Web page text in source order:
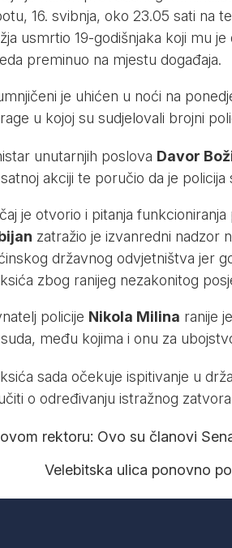
16. svibnja, oko 23.05 sati na
usmrtio 19-godišnjaka koji mu
preminuo na mjestu događaja.
je uhićen u noći na
u kojoj su sudjelovali brojni
unutarnjih poslova Davor
akciji te poručio da je
je otvorio i pitanja
zatražio je izvanredni nadzor
državnog odvjetništva jer
zbog ranijeg nezakonitog
policije Nikola Milina ranije
među kojima i onu za
sada očekuje ispitivanje u
o određivanju istražnog
rektoru: Ovo su članovi
Velebitska ulica ponovno